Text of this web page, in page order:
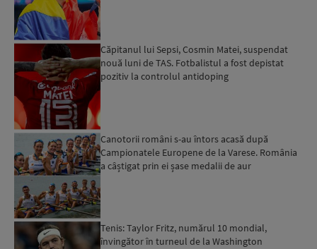
Căpitanul lui Sepsi, Cosmin Matei, suspendat
nouă luni de TAS. Fotbalistul a fost depistat
pozitiv la controlul antidoping
Canotorii români s-au întors acasă după
Campionatele Europene de la Varese. România
a câștigat prin ei șase medalii de aur
Tenis: Taylor Fritz, numărul 10 mondial,
învingător în turneul de la Washington